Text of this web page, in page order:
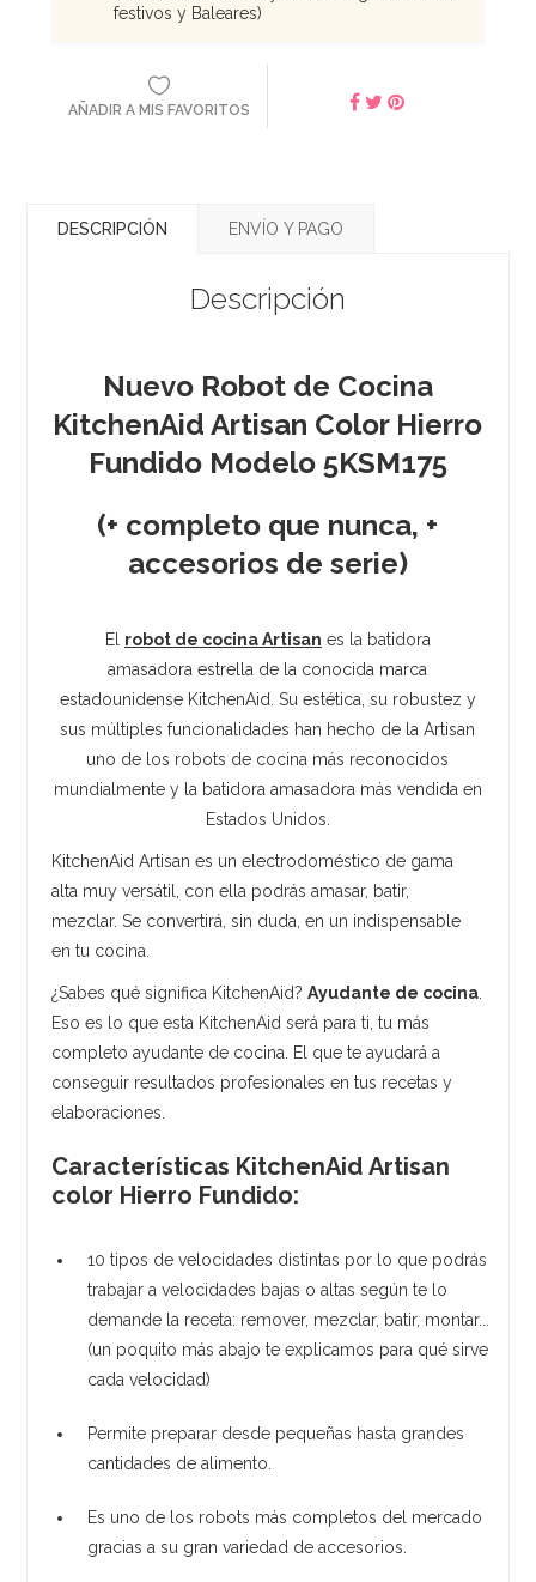
festivos y Baleares)
AÑADIR A MIS FAVORITOS
DESCRIPCIÓN ENVÍO Y PAGO
Descripción
Nuevo Robot de Cocina
KitchenAid Artisan Color Hierro
Fundido Modelo 5KSM175
(+ completo que nunca, +
accesorios de serie)
El robot de cocina Artisan es la batidora
amasadora estrella de la conocida marca
estadounidense KitchenAid. Su estética, su robustez y
sus múltiples funcionalidades han hecho de la Artisan
uno de los robots de cocina más reconocidos
mundialmente y la batidora amasadora más vendida en
Estados Unidos.
KitchenAid Artisan es un electrodoméstico de gama
alta muy versátil, con ella podrás amasar, batir,
mezclar. Se convertirá, sin duda, en un indispensable
en tu cocina.
¿Sabes qué significa KitchenAid?Ayudante de cocina
Eso es lo que esta KitchenAid será para ti, tu más
completo ayudante de cocina. El que te ayudará a
conseguir resultados profesionales en tus recetas y
elaboraciones.
Características KitchenAid Artisan
color Hierro Fundido:
10 tipos de velocidades distintas por lo que podrás
trabajar a velocidades bajas o altas según te lo
demande la receta: remover, mezclar, batir, montar...
(un poquito más abajo te explicamos para qué sirve
cada velocidad)
Permite preparar desde pequeñas hasta grandes
cantidades de alimento.
Es uno de los robots más completos del mercado
gracias a su gran variedad de accesorios.